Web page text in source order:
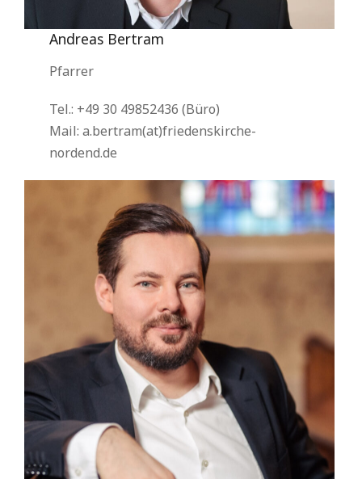
Andreas Bertram
Pfarrer
Tel.: +49 30 49852436 (Büro)
Mail: a.bertram(at)friedenskirche-
nordend.de